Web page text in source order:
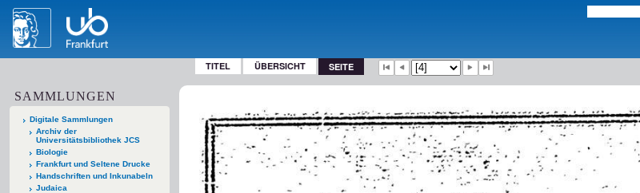
TITEL ÜBERSICHT SEITE
SAMMLUNGEN
Digitale Sammlungen
Archiv der
Universitätsbibliothek JCS
Biologie
Frankfurt und Seltene Drucke
Handschriften und Inkunabeln
Judaica